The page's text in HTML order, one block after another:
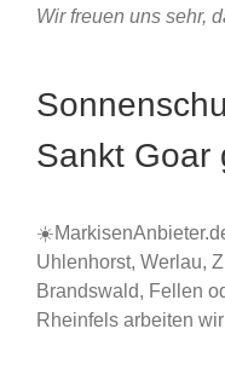
Wir freuen uns sehr,
Sankt Goar
Uhlenhorst, Werlau,
Brandswald, Fellen
Rheinfels arbeiten